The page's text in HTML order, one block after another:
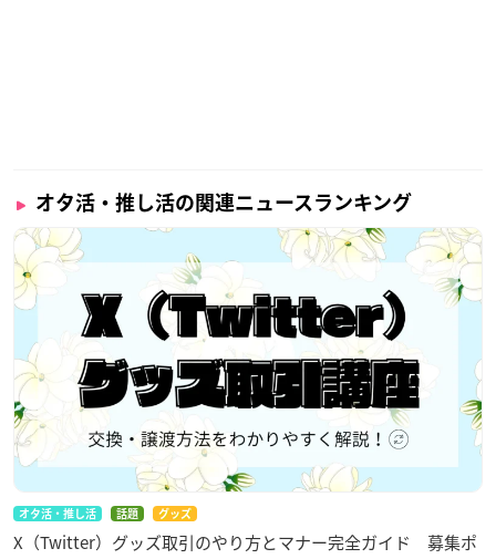
オタ活・推し活の関連ニュースランキング
オタ活・推し活 話題 グッズ
X（Twitter）グッズ取引のやり方とマナー完全ガイド 募集ポ